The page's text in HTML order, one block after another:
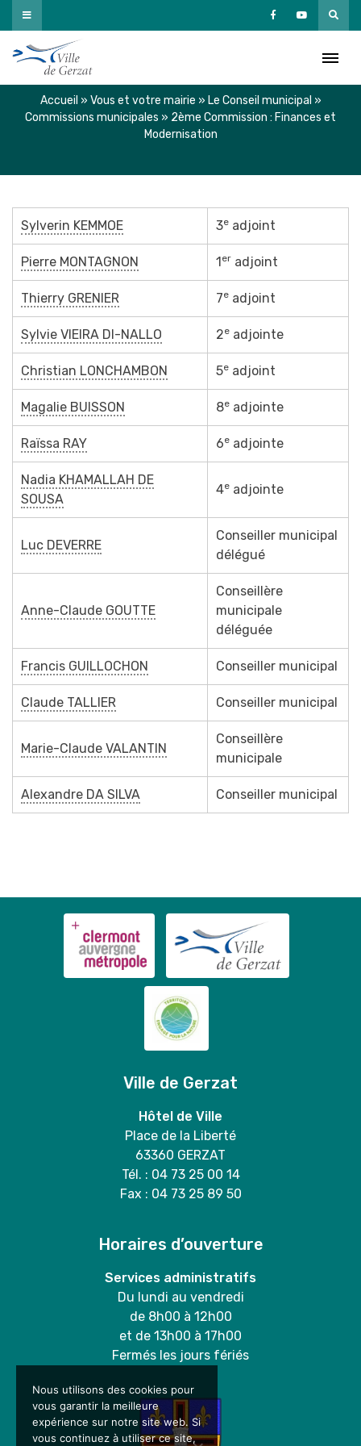
Passer
au
contenu
2ème Commission : Finances
et Modernisation
Accueil » Vous et votre mairie » Le Conseil municipal »
Commissions municipales » 2ème Commission : Finances et
Modernisation
Sylverin KEMMOE 3e adjoint
Pierre MONTAGNON 1er adjoint
Thierry GRENIER 7e adjoint
Sylvie VIEIRA DI-NALLO 2e adjointe
Christian LONCHAMBON 5e adjoint
Magalie BUISSON 8e adjointe
Raïssa RAY 6e adjointe
Nadia KHAMALLAH DE
SOUSA
4e adjointe
Luc DEVERRE
Conseiller municipal
délégué
Anne-Claude GOUTTE
Conseillère
municipale
déléguée
Francis GUILLOCHON Conseiller municipal
Claude TALLIER Conseiller municipal
Marie-Claude VALANTIN
Conseillère
municipale
Alexandre DA SILVA Conseiller municipal
Ville de Gerzat
Hôtel de Ville
Place de la Liberté
63360 GERZAT
Tél. : 04 73 25 00 14
Fax : 04 73 25 89 50
Horaires d’ouverture
Services administratifs
Du lundi au vendredi
de 8h00 à 12h00
et de 13h00 à 17h00
Fermés les jours fériés
Nous utilisons des cookies pour
vous garantir la meilleure
expérience sur notre site web. Si
vous continuez à utiliser ce site,